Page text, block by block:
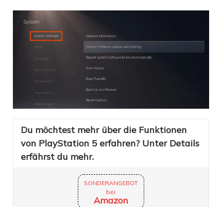
Du möchtest mehr über die Funktionen
von PlayStation 5 erfahren? Unter Details
erfährst du mehr.
SONDERANGEBOT
bei
Amazon